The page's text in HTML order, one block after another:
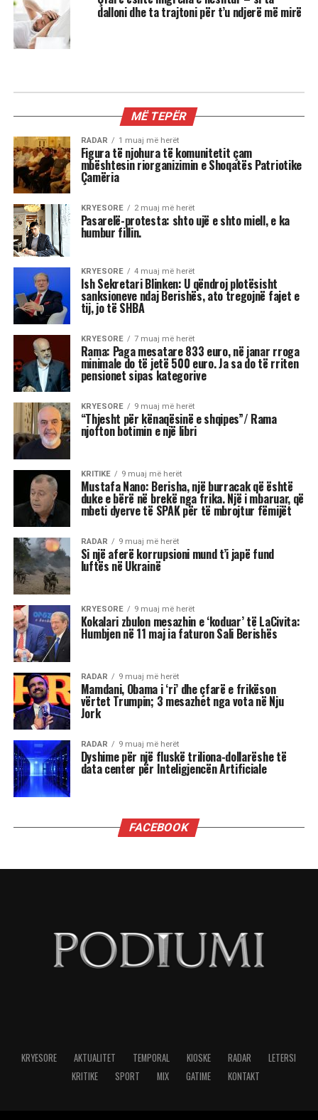
dalloni dhe ta trajtoni për t’u ndjerë më mirë
3 shenjat më xheloze të horoskopit
Astrologjia tregon se disa shenja të zodiakut
janë më të prirura të përjetojnë xhelozi, për
shkak të pasigurisë, krenarisë ose nevojës së
fortë për njohje.
Kjo dinamikë shpesh sjell tensione dhe konflikte,
si në jetën personale, ashtu edhe në atë
profesionale.
Më poshtë janë tre shenjat e zodiakut që
konsiderohen më xheloze:
Akrepi
I njohur për intensitetin e tij emocional, akrepi
shpesh konkurron në heshtje. Kur ndjen se është
tejkaluar, mund të mbajë mëri dhe të tërhiqet
nga të tjerët.
Luani
Luanët kanë nevojë të madhe për vëmendje dhe
admirim. Kur këto nevoja nuk plotësohen,
ndjenja e xhelozisë mund të bëhet e fortë. Ata
shpesh nënvlerësojnë ata që i sfidojnë në
pozicionin e tyre, sidomos në rolin udhëheqës.
Astrologjia i këshillon Luanët të ushtrojnë më
shumë përulësi për të shmangur zilitë e
panevojshme.
Virgjëresha
nevojës së tyre për përsosmëri. Krahasimet e
ndihen konkurrues ose të zhgënjyer. Ato
ritmin e saj personal dhe të shmangë krahasimet
e panevojshme.
LAJMI I RRADHËS
Migrena në rritje, pse gjithnjë e më shumë të rinj kanë